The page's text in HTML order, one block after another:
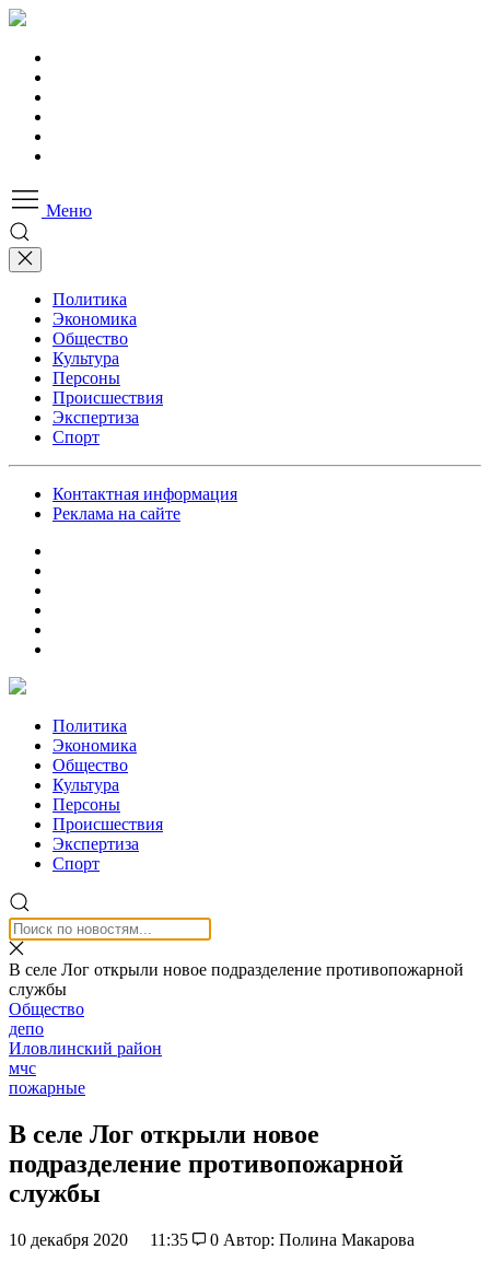
Меню
Политика
Экономика
Общество
Культура
Персоны
Происшествия
Экспертиза
Спорт
Контактная информация
Реклама на сайте
Политика
Экономика
Общество
Культура
Персоны
Происшествия
Экспертиза
Спорт
В селе Лог открыли новое подразделение противопожарной
службы
Общество
депо
Иловлинский район
мчс
пожарные
В селе Лог открыли новое
подразделение противопожарной
службы
10 декабря 2020 11:35 0 Автор: Полина Макарова